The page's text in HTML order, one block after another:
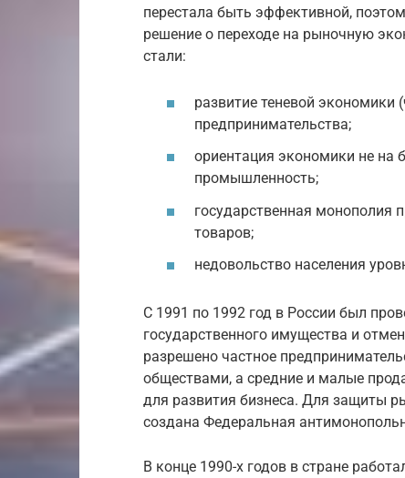
перестала быть эффективной,
решение о переходе на рыночную
стали:
развитие теневой экономики
предпринимательства;
ориентация экономики не на
промышленность;
государственная монополия
товаров;
недовольство населения
С 1991 по 1992 год в России был
государственного имущества и
разрешено частное
обществами, а средние и малые
для развития бизнеса. Для защиты
создана Федеральная
В конце 1990-х годов в стране